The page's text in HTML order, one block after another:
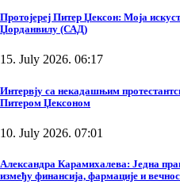
Протојереј Питер Џексон: Моја
Џорданвилу (САД)
15. July 2026. 06:17
Интервју са некадашњим
Питером Џексоном
10. July 2026. 07:01
Александра Карамихалева: Једна
између финансија, фармације и